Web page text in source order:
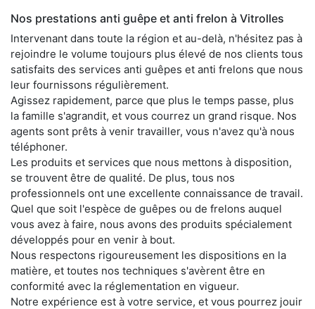
Nos prestations anti guêpe et anti frelon à Vitrolles
Intervenant dans toute la région et au-delà, n'hésitez pas à
rejoindre le volume toujours plus élevé de nos clients tous
satisfaits des services anti guêpes et anti frelons que nous
leur fournissons régulièrement.
Agissez rapidement, parce que plus le temps passe, plus
la famille s'agrandit, et vous courrez un grand risque. Nos
agents sont prêts à venir travailler, vous n'avez qu'à nous
téléphoner.
Les produits et services que nous mettons à disposition,
se trouvent être de qualité. De plus, tous nos
professionnels ont une excellente connaissance de travail.
Quel que soit l'espèce de guêpes ou de frelons auquel
vous avez à faire, nous avons des produits spécialement
développés pour en venir à bout.
Nous respectons rigoureusement les dispositions en la
matière, et toutes nos techniques s'avèrent être en
conformité avec la réglementation en vigueur.
Notre expérience est à votre service, et vous pourrez jouir